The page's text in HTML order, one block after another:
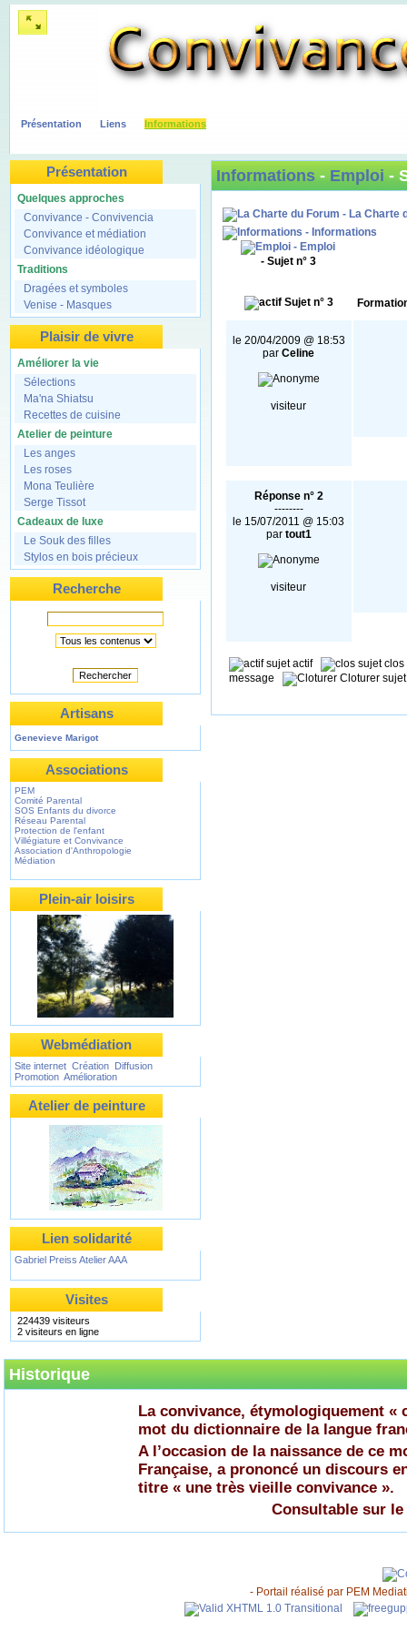
Présentation Liens Informations
Présentation
Quelques approches
Convivance - Convivencia
Convivance et médiation
Convivance idéologique
Traditions
Dragées et symboles
Venise - Masques
Plaisir de vivre
Améliorer la vie
Sélections
Ma'na Shiatsu
Recettes de cuisine
Atelier de peinture
Les anges
Les roses
Mona Teulière
Serge Tissot
Cadeaux de luxe
Le Souk des filles
Stylos en bois précieux
Recherche
Rechercher
Artisans
Genevieve Marigot
Associations
PEM
Comité Parental
SOS Enfants du divorce
Réseau Parental
Protection de l'enfant
Villégiature et Convivance
Association d'Anthropologie
Médiation
Plein-air loisirs
Webmédiation
Site internet Création Diffusion
Promotion Amélioration
Atelier de peinture
Lien solidarité
Gabriel Preiss Atelier AAA
Visites
224439 visiteurs
2 visiteurs en ligne
Informations-Emploi-
- La Charte
- Informations
- Emploi
- Sujet n° 3
Sujet n° 3
le 20/04/2009 @ 18:53
par Celine
visiteur
Réponse n° 2
--------
le 15/07/2011 @ 15:03
par tout1
visiteur
sujet actif
sujet
message
Cloturer
Historique
La convivance, étymologiquement «
mot du dictionnaire de la langue
A l’occasion de la naissance de ce
Française, a prononcé un discours
titre « une très vieille convivance ».
Consultable sur
- Portail réalisé par PEM